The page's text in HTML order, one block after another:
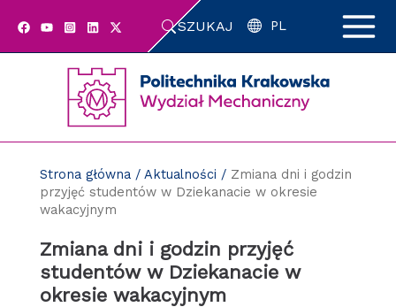
SZUKAJ PL
Strona główna/ Aktualności / Zmiana dni i godzin
przyjęć studentów w Dziekanacie w okresie
wakacyjnym
Zmiana dni i godzin przyjęć
studentów w Dziekanacie w
okresie wakacyjnym